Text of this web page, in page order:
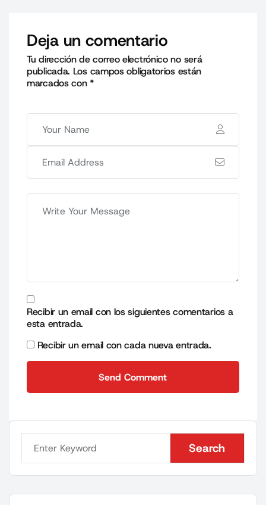
Deja un comentario
Tu dirección de correo electrónico no será
publicada. Los campos obligatorios están
marcados con*
Recibir un email con los siguientes comentarios a
esta entrada.
Recibir un email con cada nueva entrada.
Send Comment
Search
Search